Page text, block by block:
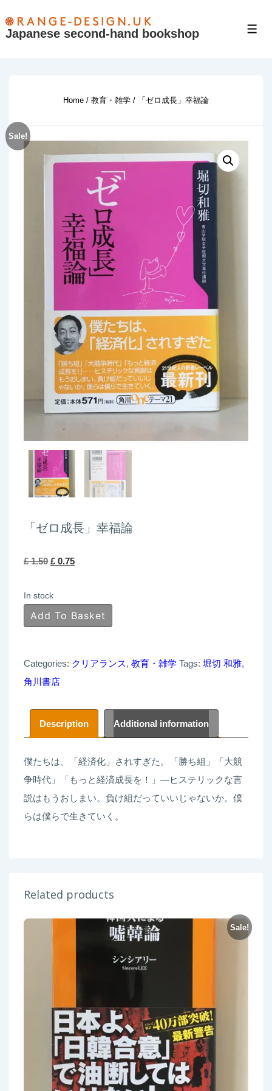
Skip
Japanese second-hand bookshop
Home / 教育・雑学 / 「ゼロ成長」幸福論
Sale!
「ゼロ成長」幸福論
£1.50 Original
was:
£ 1.50.
£ 0.75Current
£ 0.75.
In stock
「ゼ
ロ
長」
幸
quantity
Add To Basket
Categories: クリアランス, 教育・雑学 Tags: 堀切 和雅,
角川書店
Description Additional information
僕たちは、「経済化」されすぎた。「勝ち組」「大競
争時代」「もっと経済成長を！」―ヒステリックな言
説はもうおしまい。負け組だっていいじゃないか。僕
らは僕らで生きていく。
Related products
Sale!